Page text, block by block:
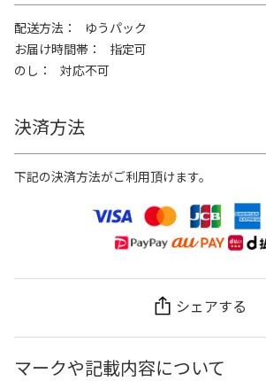
配送方法
ゆうパック
お届け時間帯
指定可
のし
対応不可
決済方法
下記の決済方法がご利用頂けます。
シェアする
マークや記載内容について